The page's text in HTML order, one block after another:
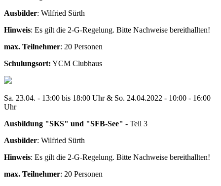
Ausbilder: Wilfried Sürth
Hinweis: Es gilt die 2-G-Regelung. Bitte Nachweise bereithallten!
max. Teilnehmer: 20 Personen
Schulungsort: YCM Clubhaus
Sa. 23.04. - 13:00 bis 18:00 Uhr & So. 24.04.2022 - 10:00 - 16:00
Uhr
Ausbildung "SKS" und "SFB-See" - Teil 3
Ausbilder: Wilfried Sürth
Hinweis: Es gilt die 2-G-Regelung. Bitte Nachweise bereithallten!
max. Teilnehmer: 20 Personen